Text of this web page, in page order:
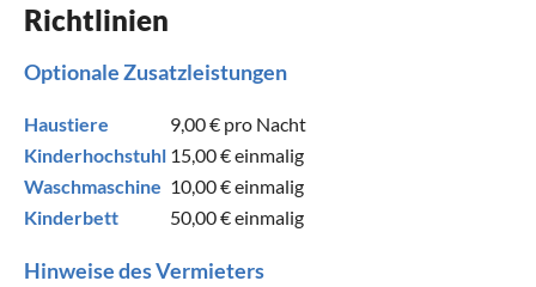
Richtlinien
Optionale Zusatzleistungen
Haustiere 9,00 € pro Nacht
Kinderhochstuhl 15,00 €einmalig
Waschmaschine 10,00 €einmalig
Kinderbett
50,00 €einmalig
Hinweise des Vermieters